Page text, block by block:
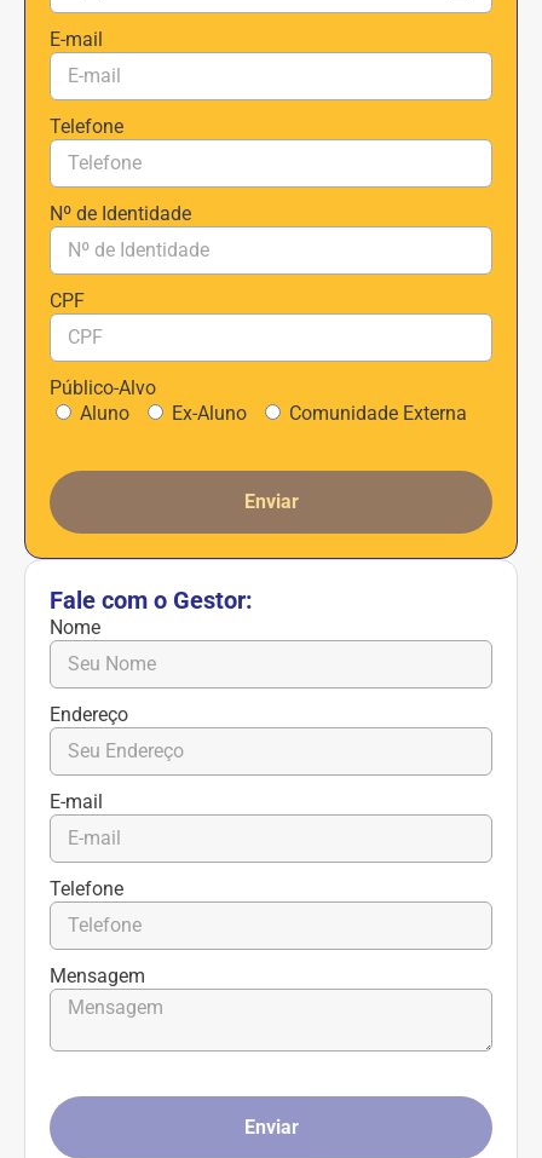
E-mail
Telefone
Nº de Identidade
CPF
Público-Alvo
Aluno
Ex-Aluno Comunidade Externa
Enviar
Fale com o Gestor:
Nome
Endereço
E-mail
Telefone
Mensagem
Enviar